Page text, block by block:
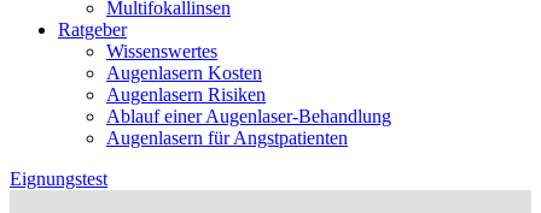
Multifokallinsen
Ratgeber
Wissenswertes
Augenlasern Kosten
Augenlasern Risiken
Ablauf einer Augenlaser-Behandlung
Augenlasern für Angstpatienten
Eignungstest